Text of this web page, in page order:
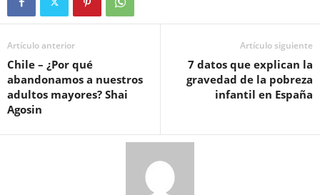
Artículo anterior
Chile – ¿Por qué
abandonamos a nuestros
adultos mayores? Shai
Agosin
Artículo siguiente
7 datos que explican la
gravedad de la pobreza
infantil en España